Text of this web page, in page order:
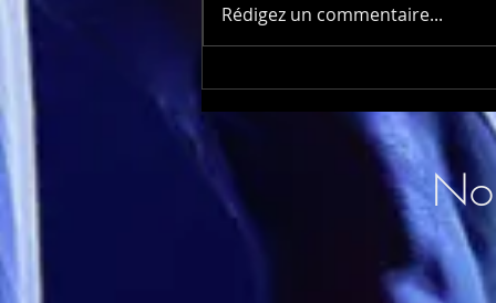
Volkswagen T-Roc
Rédigez un commentaire...